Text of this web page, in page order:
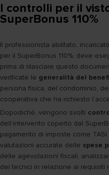
I controlli per il
SuperBonus 110%
Il professionista abilitato,
per il SuperBonus 110%, deve
prima di rilasciare questo
verificate le generalità del
persona fisica, del condominio,
cooperativa che ha richiesto
Dopodiché, vengono svolti
dell’intervento coperto dal
pagamento di imposte come
valutazioni accurate delle spese
delle agevolazioni fiscali,
dei tecnici in relazione ai requisiti